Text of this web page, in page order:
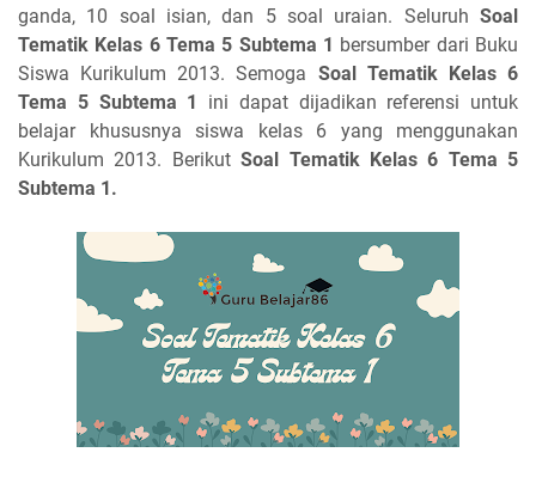
ganda, 10 soal isian, dan 5 soal uraian. Seluruh Soal
Tematik Kelas 6 Tema 5 Subtema 1 bersumber dari Buku
Siswa Kurikulum 2013. Semoga Soal Tematik Kelas 6
Tema 5 Subtema 1
ini dapat dijadikan referensi untuk
belajar khususnya siswa kelas 6 yang menggunakan
Kurikulum 2013. BerikutSoal Tematik Kelas 6 Tema 5
Subtema 1.